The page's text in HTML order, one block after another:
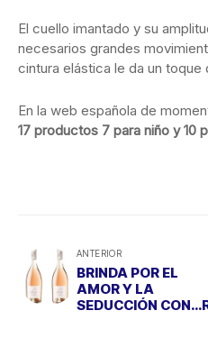
El cuello imantado y su
necesarios grandes
cintura elástica le da un toque
En la web española de
17 productos 7 para niño y 10
ANTERIOR
BRINDA POR EL
AMOR Y LA
SEDUCCIÓN CON